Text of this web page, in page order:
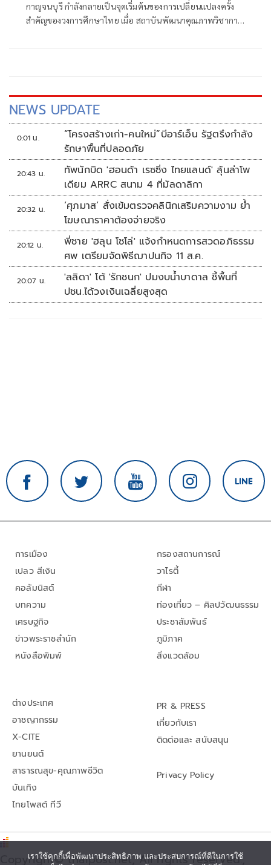
กาญจนบุรีก่อนขยายทั่วประเทศ
กาญจนบุรี กำลังกลายเป็นจุดเริ่มต้นของการเปลี่ยนแปลงครั้ง
สำคัญของวงการศึกษาไทย เมื่อ สถาบันพัฒนาคุณภาพวิชาการ
NEWS UPDATE
0:01 น.
“โครงสร้างเก่า-คนใหม่”บีอาร์เอ็น รัฐตรึงกำลัง
รักษาพื้นที่ปลอดภัย
20:43 น.
ทัพนักบิด 'ฮอนด้า เรซซิ่ง ไทยแลนด์' ลุ้นล่าโพ
เดียม ARRC สนาม 4 ที่มัลดาลิกา
20:32 น.
‘ศุภมาส’ สั่งเข้มตรวจคลินิกเสริมความงาม ย้ำ
โฆษณาราคาต้องจ่ายจริง
20:12 น.
พี่ชาย 'ฮลุน โซโล่' แจ้งกำหนดการสวดอภิธรรม
ศพ เตรียมจัดพิธีฌาปนกิจ 11 ส.ค.
20:07 น.
'ลลิดา' โต้ 'รักชนก' ปมงบน้ำบาดาล ชี้พื้นที่
ปชน.ได้วงเงินเฉลี่ยสูงสุด
การเมือง
เปลว สีเงิน
คอลัมนิสต์
บทความ
เศรษฐกิจ
ข่าวพระราชสำนัก
หนังสือพิมพ์
กรองสถานการณ์
วาไรตี้
กีฬา
ท่องเที่ยว – ศิลปวัฒนธรรม
ประชาสัมพันธ์
ภูมิภาค
สิ่งแวดล้อม
ต่างประเทศ
อาชญากรรม
X-CITE
ยานยนต์
สาธารณสุข-คุณภาพชีวิต
บันเทิง
ไทยโพสต์ ทีวี
PR & PRESS
เกี่ยวกับเรา
ติดต่อและ สนับสนุน
Privacy Policy
Copyright© thaipost.net, All rights reserved.,
เราใช้คุกกี้เพื่อพัฒนาประสิทธิภาพ และประสบการณ์ที่ดีในการใช้